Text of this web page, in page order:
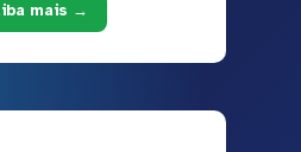
mais →